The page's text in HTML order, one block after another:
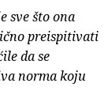
sve što ona
preispitivati
da se
norma koju